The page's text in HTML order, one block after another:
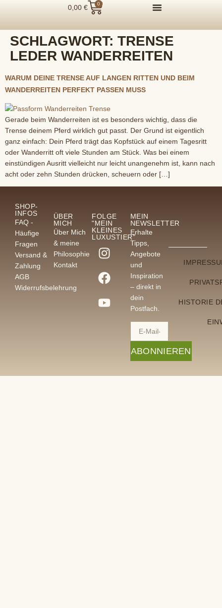
0,00€ 0
SCHLAGWORT: TRENSE
LEDER WANDERREITEN
WARUM DEINE TRENSE AUF LANGEN RITTEN UND BEIM
WANDERREITEN PERFEKT PASSEN MUSS
Gerade beim Wanderreiten ist es besonders wichtig, dass die
Trense deinem Pferd wirklich gut passt. Der Grund ist eigentlich
ganz einfach: Dein Pferd trägt das Kopfstück auf einem Tagesritt
oder Wanderritt oft viele Stunden am Stück. Was bei einem
einstündigen Ausritt vielleicht nur leicht unangenehm ist, kann nach
acht oder zehn Stunden drücken, scheuern oder […]
SHOP-
INFOS
FAQ -
Häufige
Fragen
Versand &
Zahlung
AGB
Widerrufsbelehrung
ÜBER
MICH
Über Mich
& meine
Philosophie
Kontakt
FOLGE
"MEIN
KLEINES
LUXUSTIER"
MEIN
NEWSLETTER
Erhalte
Tipps,
Angebote
und
Inspiration
– direkt in
dein
Postfach.
ABONNIEREN
HISTORIE